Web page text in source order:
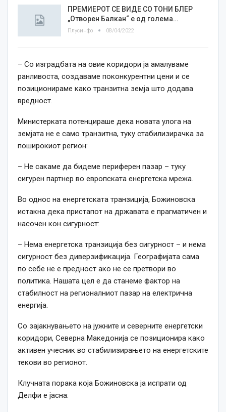
ПРЕМИЕРОТ СЕ ВИДЕ СО ТОНИ БЛЕР
„Отворен Балкан“ е од голема…
Плусинфо 08/04/2022
– Со изградбата на овие коридори ја амалуваме
ранливоста, создаваме поконкурентни цени и се
позиционираме како транзитна земја што додава
вредност.
Министерката потенцираше дека новата улога на
земјата не е само транзитна, туку стабилизирачка за
поширокиот регион:
– Не сакаме да бидеме периферен пазар – туку
сигурен партнер во европската енергетска мрежа.
Во однос на енергетската транзиција, Божиновска
истакна дека пристапот на државата е прагматичен и
насочен кон сигурност:
– Нема енергетска транзиција без сигурност – и нема
сигурност без диверзификација. Географијата сама
по себе не е предност ако не се претвори во
политика. Нашата цел е да станеме фактор на
стабилност на регионалниот пазар на електрична
енергија.
Со зајакнувањето на јужните и северните енергетски
коридори, Северна Македонија се позиционира како
активен учесник во стабилизирањето на енергетските
текови во регионот.
Клучната порака која Божиновска ја испрати од
Делфи е јасна: